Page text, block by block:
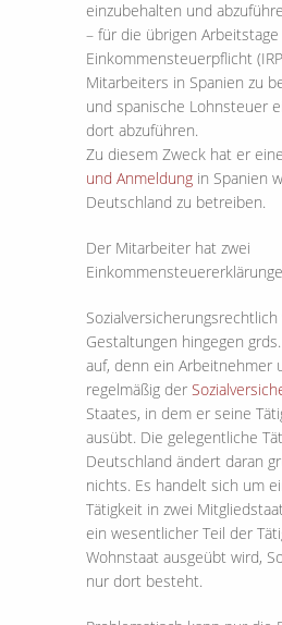
einzubehalten und
– für die übrigen Arbeitstage
Einkommensteuerpflicht
Mitarbeiters in Spanien zu
und spanische Lohnsteuer
dort abzuführen.
Zu diesem Zweck hat er eine
und Anmeldung in Spanien
Deutschland zu betreiben.
Der Mitarbeiter hat zwei
Gestaltungen hingegen
auf, denn ein Arbeitnehmer
regelmäßig der
Staates, in dem er seine
ausübt. Die gelegentliche
Deutschland ändert daran
nichts. Es handelt sich um
Tätigkeit in zwei
ein wesentlicher Teil der
Wohnstaat ausgeübt wird,
nur dort besteht.